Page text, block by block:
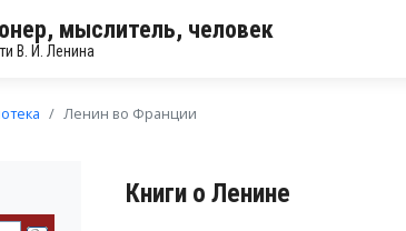
мыслитель, человек
В. И. Ленина
Ленин во Франции
Книги о Ленине